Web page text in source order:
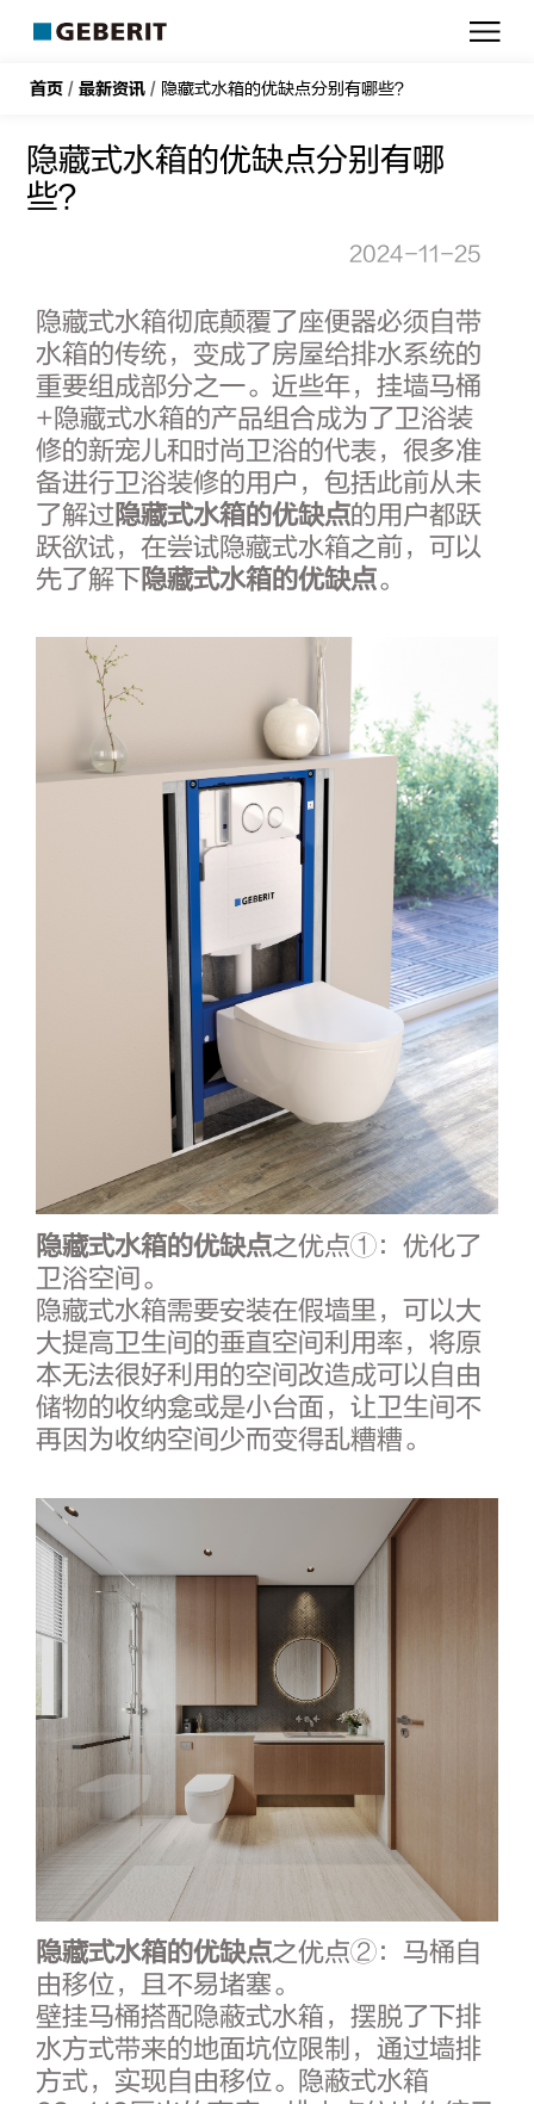
力
首页 / 最新资讯 / 隐藏式水箱的优缺点分别有哪些？
隐藏式水箱的优缺点分别有哪
些？
2024-11-25
隐藏式水箱彻底颠覆了座便器必须自带
水箱的传统，变成了房屋给排水系统的
重要组成部分之一。近些年，挂墙马桶
+隐藏式水箱的产品组合成为了卫浴装
修的新宠儿和时尚卫浴的代表，很多准
备进行卫浴装修的用户，包括此前从未
了解过隐藏式水箱的优缺点的用户都跃
跃欲试，在尝试隐藏式水箱之前，可以
先了解下隐藏式水箱的优缺点。
隐藏式水箱的优缺点之优点①：优化了
卫浴空间。
隐藏式水箱需要安装在假墙里，可以大
大提高卫生间的垂直空间利用率，将原
本无法很好利用的空间改造成可以自由
储物的收纳龛或是小台面，让卫生间不
再因为收纳空间少而变得乱糟糟。
隐藏式水箱的优缺点之优点②：马桶自
由移位，且不易堵塞。
壁挂马桶搭配隐蔽式水箱，摆脱了下排
水方式带来的地面坑位限制，通过墙排
方式，实现自由移位。隐蔽式水箱